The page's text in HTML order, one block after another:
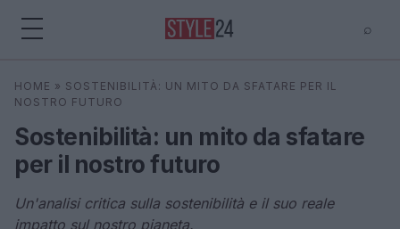
⌕
Cerca ⌕
HOME » SOSTENIBILITÀ: UN MITO DA SFATARE PER IL
NOSTRO FUTURO
Sostenibilità: un mito da sfatare
per il nostro futuro
Un'analisi critica sulla sostenibilità e il suo reale
impatto sul nostro pianeta.